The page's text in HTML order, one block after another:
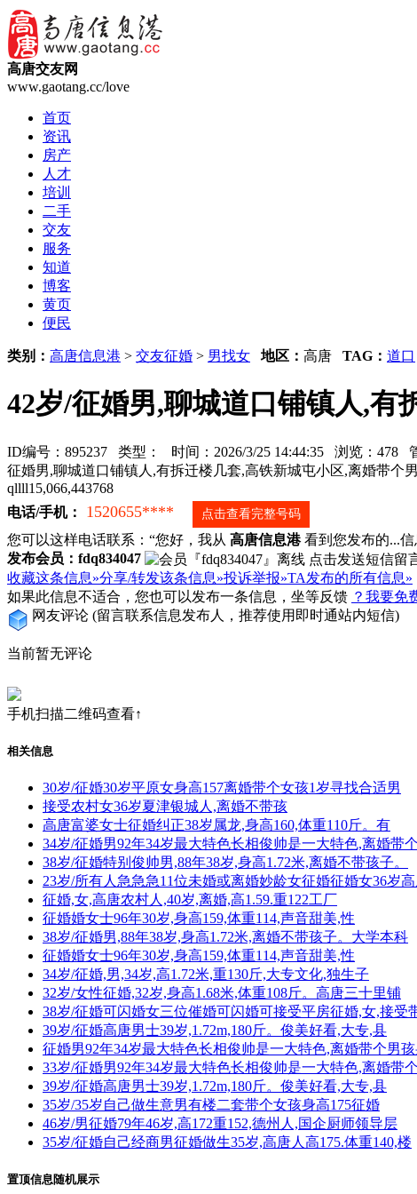
高唐交友网
www.gaotang.cc/love
首页
资讯
房产
人才
培训
二手
交友
服务
知道
博客
黄页
便民
类别： 高唐信息港 > 交友征婚 > 男找女 地区： 高唐 TAG： 道口
42岁/征婚男,聊城道口铺镇人,有
ID编号：895237 类型： 时间：2026/3/25 14:44:35 浏览：478
征婚男,聊城道口铺镇人,有拆迁楼几套,高铁新城屯小区,离婚带个
qllll15,066,443768
电话/手机：
1520655**** 点击查看完整号码
您可以这样电话联系：“您好，我从 高唐信息港看到您发布的...信
发布会员：fdq834047
收藏这条信息»分享/转发该条信息»投诉举报»TA发布的所有信息»
如果此信息不适合，您也可以发布一条信息，坐等反馈 ？我要免
网友评论 (留言联系信息发布人，推荐使用即时通站内短信)
当前暂无评论
手机扫描二维码查看↑
相关信息
30岁/征婚30岁平原女身高157离婚带个女孩1岁寻找合适男
接受农村女36岁夏津银城人,离婚不带孩
高唐富婆女士征婚纠正38岁属龙,身高160,体重110斤。有
34岁/征婚男92年34岁最大特色长相俊帅是一大特色,离婚带
38岁/征婚特别俊帅男,88年38岁,身高1.72米,离婚不带孩子。
23岁/所有人急急急11位未婚或离婚妙龄女征婚征婚女36岁
征婚,女,高唐农村人,40岁,离婚,高1.59.重122工厂
征婚婚女士96年30岁,身高159,体重114,声音甜美,性
38岁/征婚男,88年38岁,身高1.72米,离婚不带孩子。大学本科
征婚婚女士96年30岁,身高159,体重114,声音甜美,性
34岁/征婚,男,34岁,高1.72米,重130斤,大专文化,独生子
32岁/女性征婚,32岁,身高1.68米,体重108斤。高唐三十里铺
38岁/征婚可闪婚女三位催婚可闪婚可接受平房征婚,女,接受
39岁/征婚高唐男士39岁,1.72m,180斤。俊美好看,大专,县
征婚男92年34岁最大特色长相俊帅是一大特色,离婚带个男
33岁/征婚男92年34岁最大特色长相俊帅是一大特色,离婚带
39岁/征婚高唐男士39岁,1.72m,180斤。俊美好看,大专,县
35岁/35岁自己做生意男有楼二套带个女孩身高175征婚
46岁/男征婚79年46岁,高172重152,德州人,国企厨师领导层
35岁/征婚自己经商男征婚做生35岁,高唐人高175.体重140,楼
置顶信息随机展示